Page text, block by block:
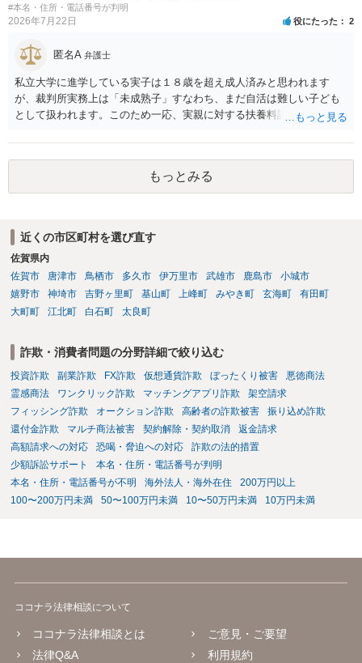
#本名・住所・電話番号が判明
2026年7月22日 役にたった 2
匿名A 弁護士
私立大学に進学している実子は１８歳を超え成人済みと思われます
が、裁判所実務上は「未成熟子」すなわち、まだ自活は難しい子ども
として扱われます。このため一応、実親に対する扶養料請求として法
者宛に養育費を支払っており、当該養育費は実子の進学費用の趣旨も
一部含まれています。また、私立大学進学について貴殿が了解したわ
けではないという事情も存在します。 こうした場合には、支払を拒ん
だとしても学費の請求が裁判所によって強制される可能性は低いとい
もっとみる
近くの市区町村を選び直す
佐賀県内
佐賀市
唐津市 鳥栖市 多久市 伊万里市 武雄市 鹿島市
小城市
嬉野市
神埼市 吉野ヶ里町 基山町 上峰町 みやき町 玄海町
有田町
大町町
江北町 白石町 太良町
詐欺・消費者問題の分野詳細で絞り込む
投資詐欺 副業詐欺 FX詐欺 仮想通貨詐欺 ぼったくり被害
悪徳商法
霊感商法
ワンクリック詐欺 マッチングアプリ詐欺
架空請求
フィッシング詐欺
オークション詐欺 高齢者の詐欺被害
振り込め詐欺
還付金詐欺
マルチ商法被害 契約解除・契約取消
返金請求
高額請求への対応
恐喝・脅迫への対応
詐欺の法的措置
少額訴訟サポート
本名・住所・電話番号が判明
本名・住所・電話番号が不明
海外法人・海外在住
200万円以上
100〜200万円未満
50〜100万円未満 10〜50万円未満 10万円未満
ココナラ法律相談について
ココナラ法律相談とは
法律Q&A
ご意見・ご要望
利用規約